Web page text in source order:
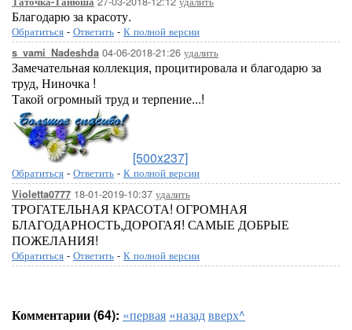
Благодарю за красоту.
Обратиться - Ответить - К полной версии
s_vami_Nadeshda 04-06-2018-21:26 удалить
Замечательная коллекция, процитировала и благодарю за
труд, Ниночка !
Такой огромный труд и терпение...!
[500x237]
Обратиться - Ответить - К полной версии
Violetta0777 18-01-2019-10:37 удалить
ТРОГАТЕЛЬНАЯ КРАСОТА! ОГРОМНАЯ
БЛАГОДАРНОСТЬ,ДОРОГАЯ! САМЫЕ ДОБРЫЕ
ПОЖЕЛАНИЯ!
Обратиться - Ответить - К полной версии
Комментарии (64): «первая «назадвверх^